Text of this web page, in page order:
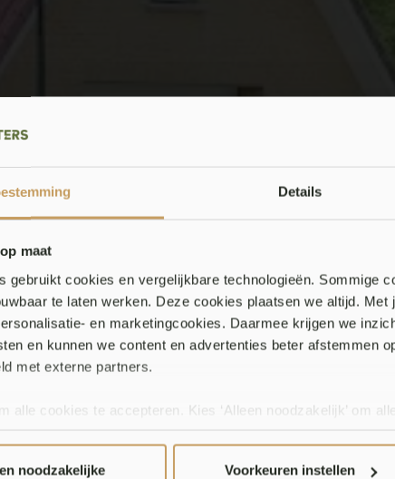
Details
maat
gebruikt cookies en vergelijkbare technologieën. Sommige
te laten werken. Deze cookies plaatsen we altijd.
en marketingcookies. Daarmee krijgen we
en kunnen we content en advertenties beter afstemmen
met externe partners.
alle cookies te accepteren. Kies ‘Alleen noodzakelijk’ om
noodzakelijke
Voorkeuren instellen